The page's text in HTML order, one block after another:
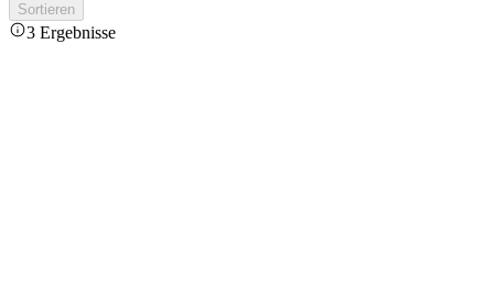
Sortieren
3 Ergebnisse